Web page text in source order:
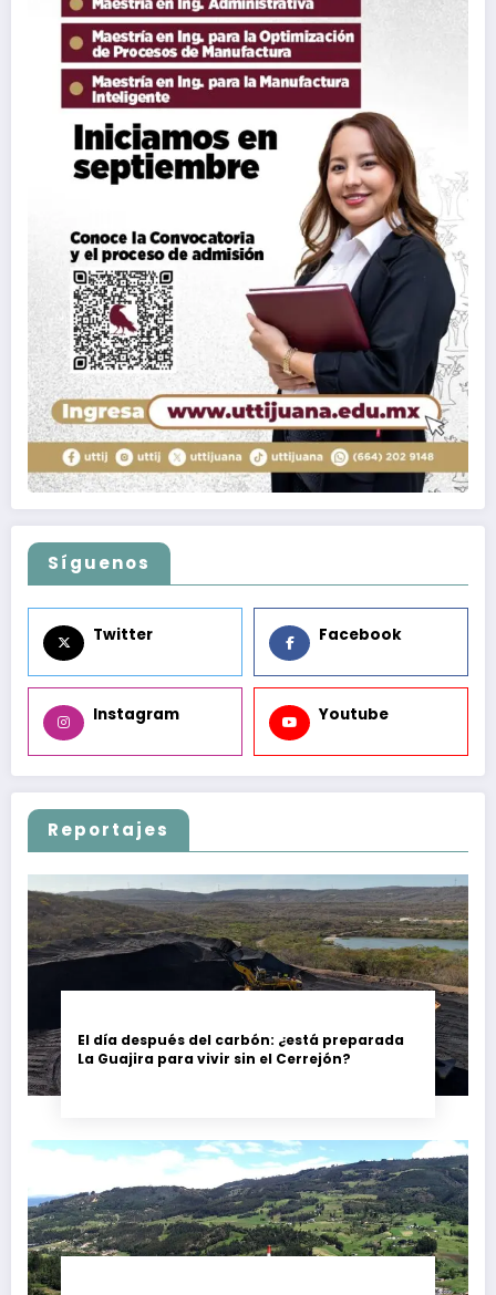
Síguenos
Twitter Facebook
Instagram Youtube
Reportajes
El día después del carbón: ¿está preparada
La Guajira para vivir sin el Cerrejón?